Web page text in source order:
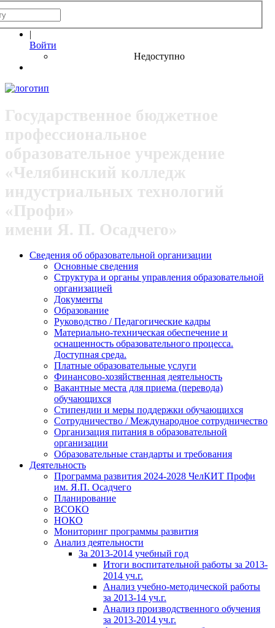
|
Войти
Недоступно
Государственное бюджетное
профессиональное
образовательное учреждение
«Челябинский колледж
индустриальных технологий
«Профи»
имени Я. П. Осадчего»
Сведения об образовательной организации
Основные сведения
Структура и органы управления образовательной
организацией
Документы
Образование
Руководство / Педагогические кадры
Материально-техническая обеспечение и
оснащенность образовательного процесса.
Доступная среда.
Платные образовательные услуги
Финансово-хозяйственная деятельность
Вакантные места для приема (перевода)
обучающихся
Стипендии и меры поддержки обучающихся
Сотрудничество / Международное сотрудничество
Организация питания в образовательной
организации
Образовательные стандарты и требования
Деятельность
Программа развития 2024-2028 ЧелКИТ Профи
им. Я.П. Осадчего
Планирование
ВСОКО
НОКО
Мониторинг программы развития
Анализ деятельности
За 2013-2014 учебный год
Итоги воспитательной работы за 2013-
2014 уч.г.
Анализ учебно-методической работы
за 2013-14 уч.г.
Анализ производственного обучения
за 2013-2014 уч.г.